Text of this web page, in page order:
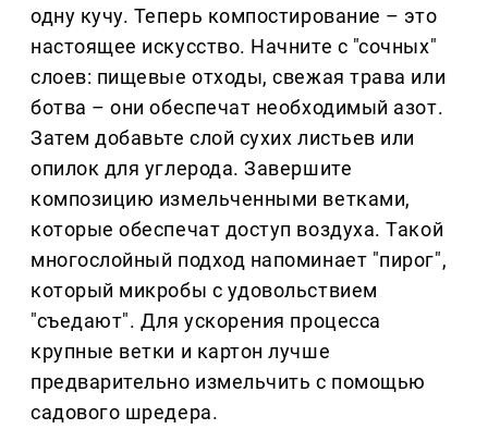
одну кучу. Теперь компостирование – это
настоящее искусство. Начните с "сочных"
слоев: пищевые отходы, свежая трава или
ботва – они обеспечат необходимый азот.
Затем добавьте слой сухих листьев или
опилок для углерода. Завершите
композицию измельченными ветками,
которые обеспечат доступ воздуха. Такой
многослойный подход напоминает "пирог",
который микробы с удовольствием
"съедают". Для ускорения процесса
крупные ветки и картон лучше
предварительно измельчить с помощью
садового шредера.